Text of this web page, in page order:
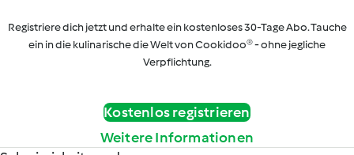
Registriere dich jetzt und erhalte ein kostenloses 30-Tage Abo. Tauche
ein in die kulinarische die Welt von Cookidoo® - ohne jegliche
Verpflichtung.
Kostenlos registrieren
Weitere Informationen